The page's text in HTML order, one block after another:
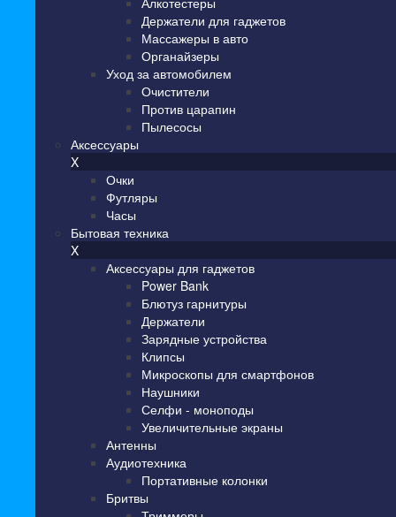
Держатели для гаджетов
Массажеры в авто
Органайзеры
Уход за автомобилем
Очистители
Против царапин
Пылесосы
Аксессуары
X
Очки
Футляры
Часы
Бытовая техника
X
Аксессуары для гаджетов
Power Bank
Блютуз гарнитуры
Держатели
Зарядные устройства
Клипсы
Микроскопы для смартфонов
Наушники
Селфи - моноподы
Увеличительные экраны
Антенны
Аудиотехника
Портативные колонки
Бритвы